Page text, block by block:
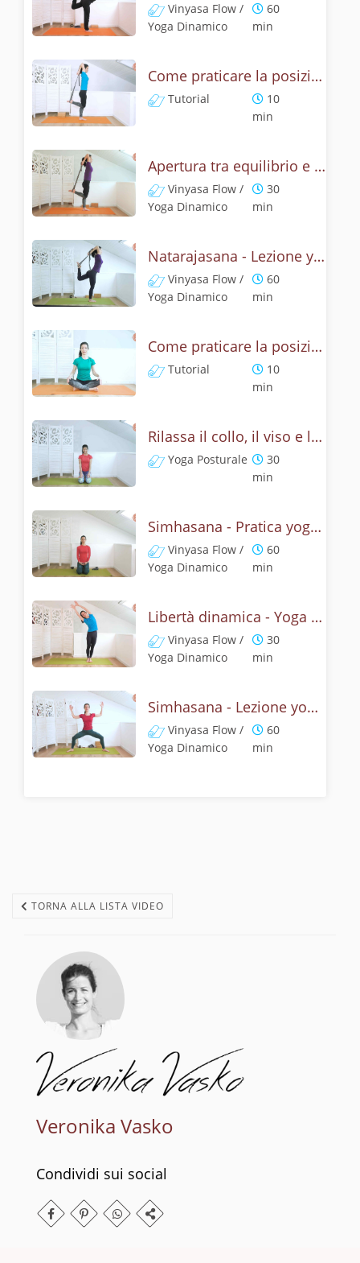
Vinyasa Flow /
Yoga Dinamico
60
min
Come praticare la posizione Signore della danza? Tutorial di Natarajasana
Tutorial
10
min
Apertura tra equilibrio e cuore - Natrajasana
Vinyasa Flow /
Yoga Dinamico
30
min
Natarajasana - Lezione yoga con la mitologia della posizione di Shiva danzante
Vinyasa Flow /
Yoga Dinamico
60
min
Come praticare la posizione del leone? Tutorial Simhasana
Tutorial
10
min
Rilassa il collo, il viso e le spalle - Yoga con la posizione del leone
Yoga Posturale
30
min
Simhasana - Pratica yoga con la tecnica della posizione del ruggito del leone
Vinyasa Flow /
Yoga Dinamico
60
min
Libertà dinamica - Yoga con il ruggito del leone
Vinyasa Flow /
Yoga Dinamico
30
min
Simhasana - Lezione yoga con la mitologia della posizione del ruggito del leone
Vinyasa Flow /
Yoga Dinamico
60
min
TORNA ALLA LISTA VIDEO
Veronika Vasko
Condividi sui social